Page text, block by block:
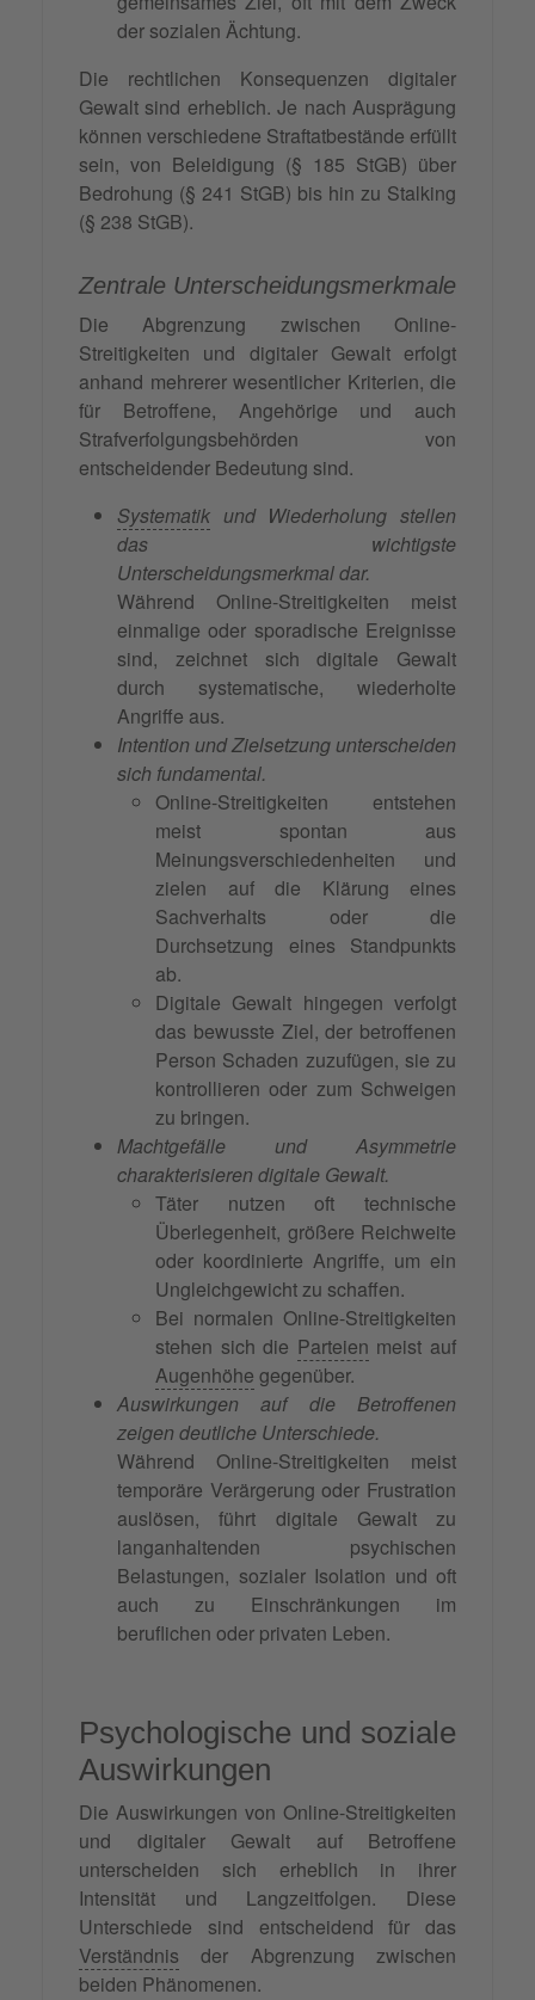
der sozialen Ächtung.
Die rechtlichen Konsequenzen digitaler
Gewalt sind erheblich. Je nach Ausprägung
können verschiedene Straftatbestände erfüllt
sein, von Beleidigung (§ 185 StGB) über
Bedrohung (§ 241 StGB) bis hin zu Stalking
(§ 238 StGB).
Zentrale Unterscheidungsmerkmale
Die Abgrenzung zwischen Online-
Streitigkeiten und digitaler Gewalt erfolgt
anhand mehrerer wesentlicher Kriterien, die
für Betroffene, Angehörige und auch
Strafverfolgungsbehörden von
entscheidender Bedeutung sind.
Systematik und Wiederholung stellen
das wichtigste
Unterscheidungsmerkmal dar.
Während Online-Streitigkeiten meist
einmalige oder sporadische Ereignisse
sind, zeichnet sich digitale Gewalt
durch systematische, wiederholte
Angriffe aus.
Intention und Zielsetzung unterscheiden
sich fundamental.
Online-Streitigkeiten entstehen
meist spontan aus
Meinungsverschiedenheiten und
zielen auf die Klärung eines
Sachverhalts oder die
Durchsetzung eines Standpunkts
ab.
Digitale Gewalt hingegen verfolgt
das bewusste Ziel, der betroffenen
Person Schaden zuzufügen, sie zu
kontrollieren oder zum Schweigen
zu bringen.
Machtgefälle und Asymmetrie
charakterisieren digitale Gewalt.
Täter nutzen oft technische
Überlegenheit, größere Reichweite
oder koordinierte Angriffe, um ein
Ungleichgewicht zu schaffen.
Bei normalen Online-Streitigkeiten
stehen sich die Parteien meist auf
Augenhöhe gegenüber.
Auswirkungen auf die Betroffenen
zeigen deutliche Unterschiede.
Während Online-Streitigkeiten meist
temporäre Verärgerung oder Frustration
auslösen, führt digitale Gewalt zu
langanhaltenden psychischen
Belastungen, sozialer Isolation und oft
auch zu Einschränkungen im
beruflichen oder privaten Leben.
Psychologische und soziale
Auswirkungen
Die Auswirkungen von Online-Streitigkeiten
und digitaler Gewalt auf Betroffene
unterscheiden sich erheblich in ihrer
Intensität und Langzeitfolgen. Diese
Unterschiede sind entscheidend für das
Verständnis der Abgrenzung zwischen
beiden Phänomenen.